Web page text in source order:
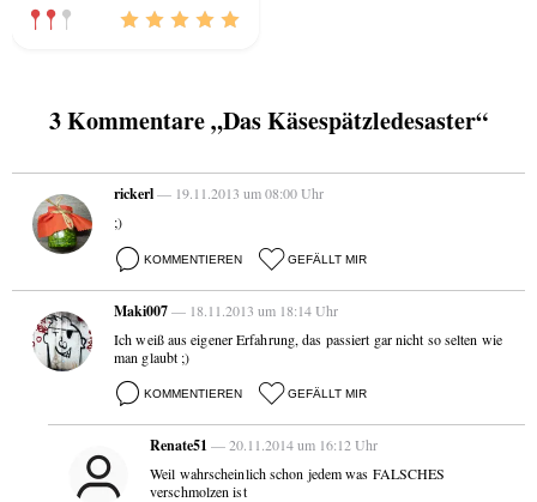
3 Kommentare „Das Käsespätzledesaster“
rickerl— 19.11.2013 um 08:00 Uhr
;)
KOMMENTIEREN GEFÄLLT MIR
Maki007— 18.11.2013 um 18:14 Uhr
Ich weiß aus eigener Erfahrung, das passiert gar nicht so selten wie
man glaubt ;)
KOMMENTIEREN GEFÄLLT MIR
Renate51 — 20.11.2014 um 16:12 Uhr
Weil wahrscheinlich schon jedem was FALSCHES
verschmolzen ist